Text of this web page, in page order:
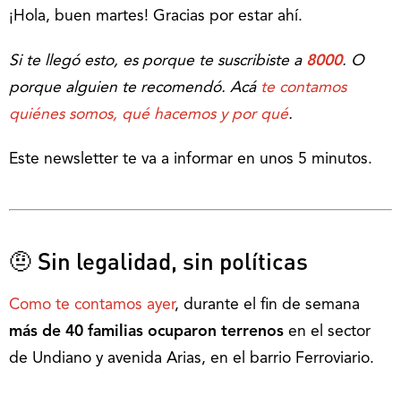
¡Hola, buen martes! Gracias por estar ahí.
Si te llegó esto, es porque te suscribiste a 8000. O
porque alguien te recomendó. Acá te contamos
quiénes somos, qué hacemos y por qué.
Este newsletter te va a informar en unos 5 minutos.
🤨 Sin legalidad, sin políticas
Como te contamos ayer, durante el fin de semana
más de 40 familias ocuparon terrenos en el sector
de Undiano y avenida Arias, en el barrio Ferroviario.